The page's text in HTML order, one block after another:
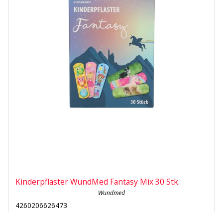
Kinderpflaster WundMed Fantasy Mix 30 Stk.
Wundmed
4260206626473